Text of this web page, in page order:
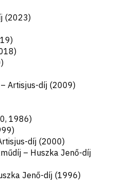
(2023)
Artisjus-díj (2009)
1986)
díj (2000)
– Huszka Jenő-díj
Jenő-díj (1996)